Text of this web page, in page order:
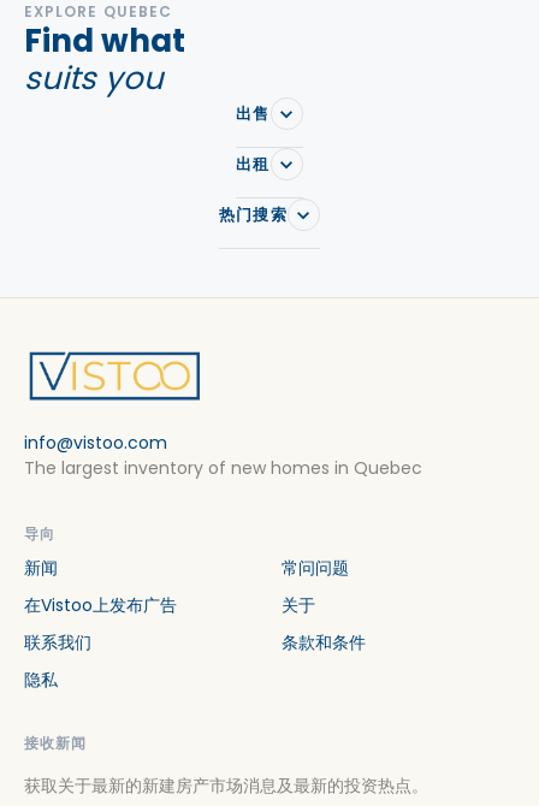
EXPLORE QUEBEC
Find what
suits you
出售
出租
热门搜索
info@vistoo.com
The largest inventory of new homes in Quebec
导向
新闻
常问问题
在Vistoo上发布广告
关于
联系我们
条款和条件
隐私
接收新闻
获取关于最新的新建房产市场消息及最新的投资热点。